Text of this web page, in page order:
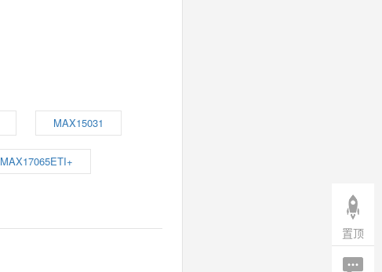
MAX15031
MAX17065ETI+
置顶